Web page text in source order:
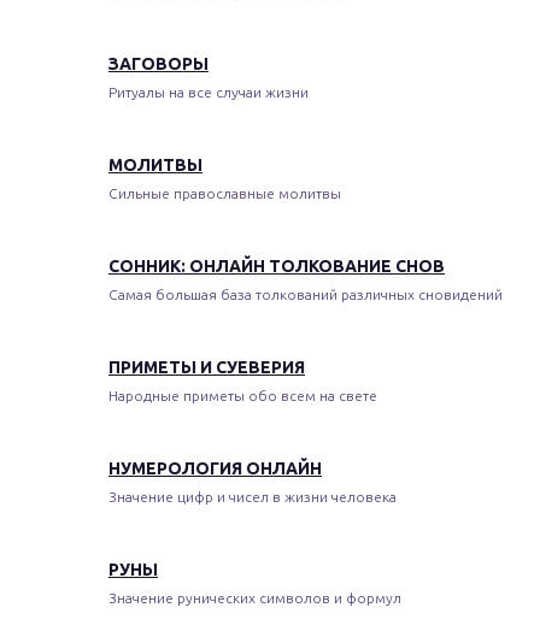
ЗАГОВОРЫ
Ритуалы на все случаи жизни
МОЛИТВЫ
Сильные православные молитвы
СОННИК: ОНЛАЙН ТОЛКОВАНИЕ СНОВ
Самая большая база толкований различных сновидений
ПРИМЕТЫ И СУЕВЕРИЯ
Народные приметы обо всем на свете
НУМЕРОЛОГИЯ ОНЛАЙН
Значение цифр и чисел в жизни человека
РУНЫ
Значение рунических символов и формул